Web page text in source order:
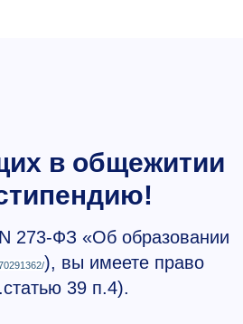
в общежитии
273-ФЗ «Об образовании
), вы имеете право
39 п.4).